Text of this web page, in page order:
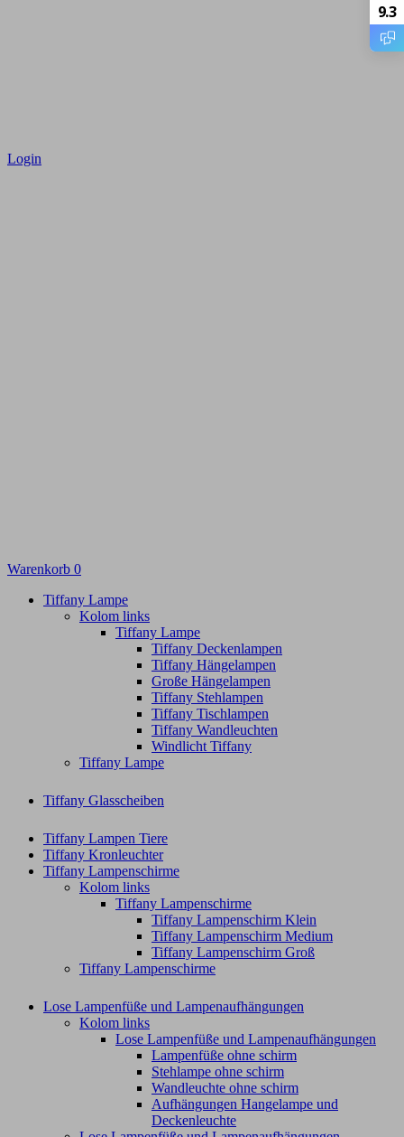
Login
Warenkorb 0
Tiffany Lampe
Kolom links
Tiffany Lampe
Tiffany Deckenlampen
Tiffany Hängelampen
Große Hängelampen
Tiffany Stehlampen
Tiffany Tischlampen
Tiffany Wandleuchten
Windlicht Tiffany
Tiffany Lampe
Tiffany Glasscheiben
Tiffany Lampen Tiere
Tiffany Kronleuchter
Tiffany Lampenschirme
Kolom links
Tiffany Lampenschirme
Tiffany Lampenschirm Klein​
Tiffany Lampenschirm Medium
Tiffany Lampenschirm Groß​
Tiffany Lampenschirme
Lose Lampenfüße und Lampenaufhängungen
Kolom links
Lose Lampenfüße und Lampenaufhängungen
Lampenfüße ohne schirm
Stehlampe ohne schirm
Wandleuchte ohne schirm
Aufhängungen Hangelampe und
Deckenleuchte
9.3